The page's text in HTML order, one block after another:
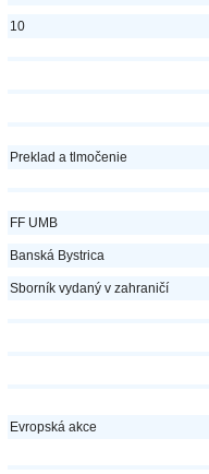
10
Preklad a tlmočenie
FF UMB
Banská Bystrica
Sborník vydaný v zahraničí
Evropská akce